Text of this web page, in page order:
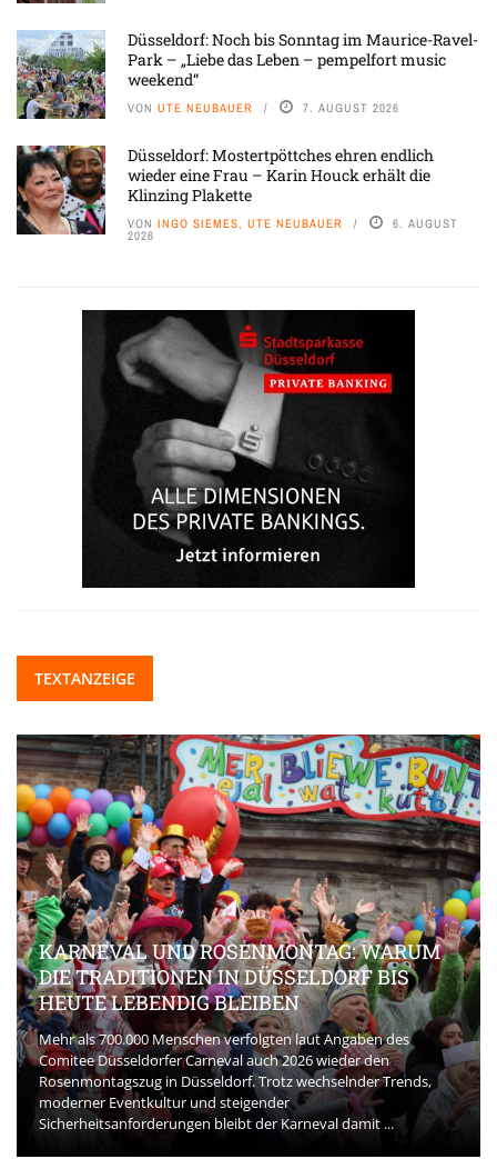
Düsseldorf: Noch bis Sonntag im Maurice-Ravel-
Park – „Liebe das Leben – pempelfort music
weekend“
VON UTE NEUBAUER 7. AUGUST 2026
Düsseldorf: Mostertpöttches ehren endlich
wieder eine Frau – Karin Houck erhält die
Klinzing Plakette
VON INGO SIEMES, UTE NEUBAUER 6. AUGUST
2026
TEXTANZEIGE
KARNEVAL UND ROSENMONTAG: WARUM
DIE TRADITIONEN IN DÜSSELDORF BIS
HEUTE LEBENDIG BLEIBEN
Mehr als 700.000 Menschen verfolgten laut Angaben des
Comitee Düsseldorfer Carneval auch 2026 wieder den
Rosenmontagszug in Düsseldorf. Trotz wechselnder Trends,
moderner Eventkultur und steigender
Sicherheitsanforderungen bleibt der Karneval damit ...